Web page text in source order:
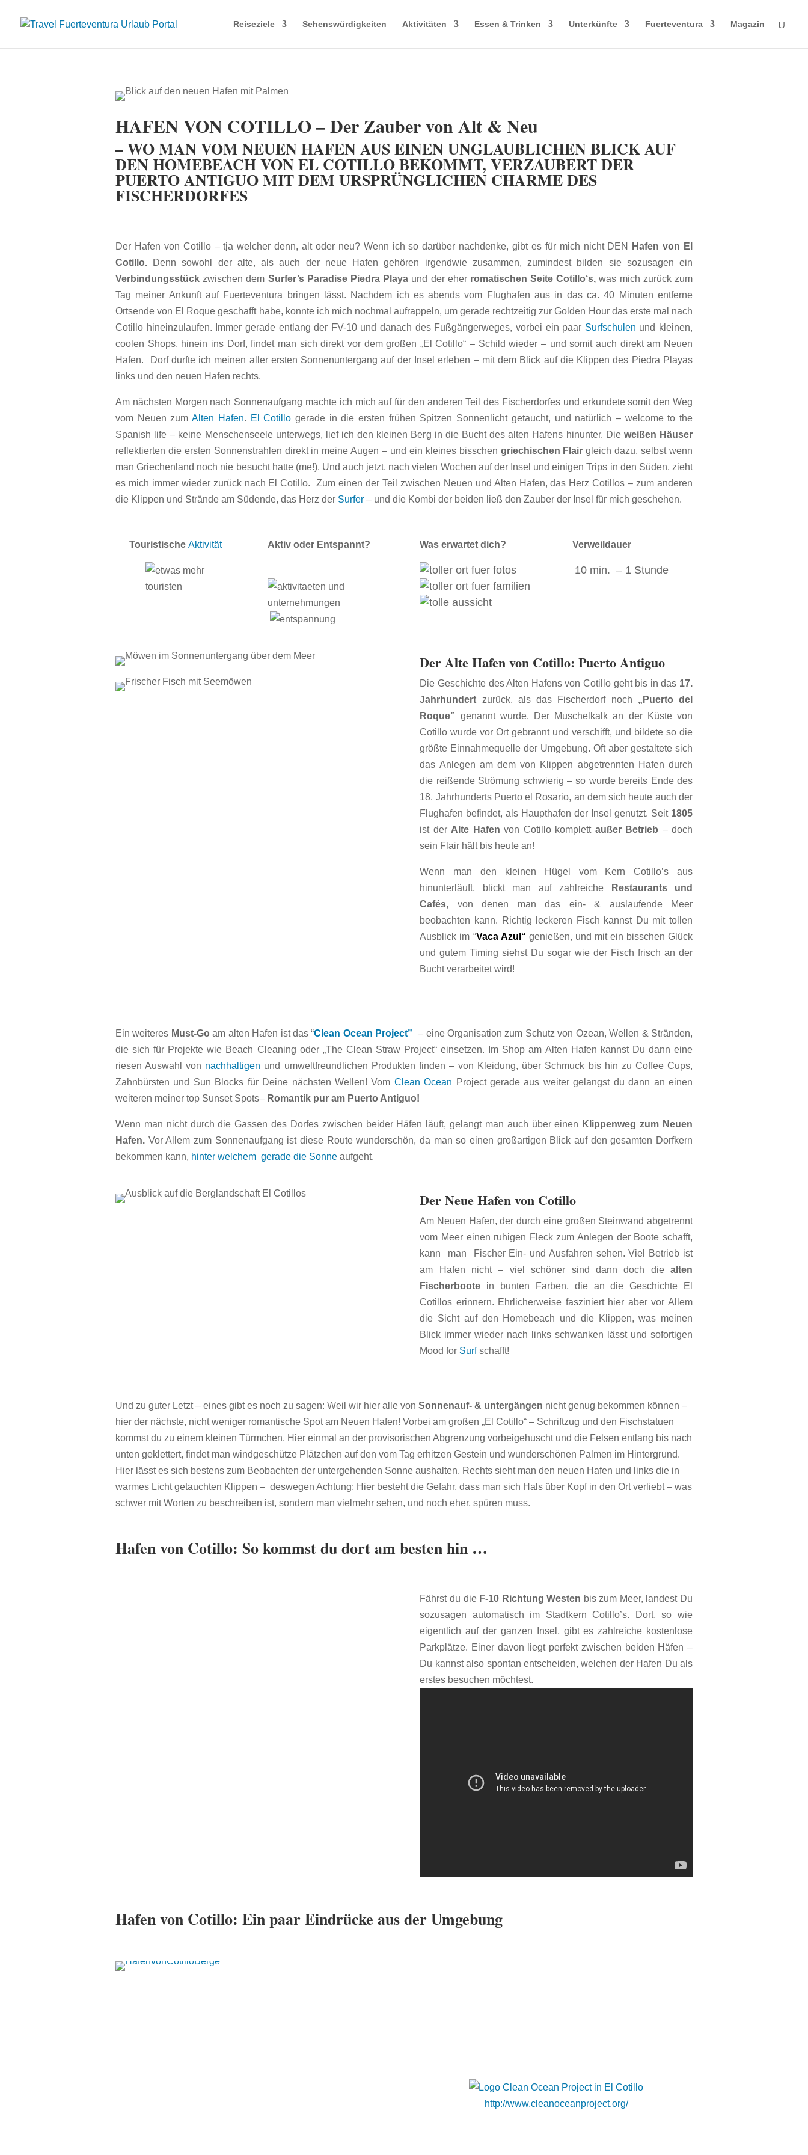
Reiseziele Sehenswürdigkeiten Aktivitäten Essen & Trinken Unterkünfte Fuerteventura Magazin
HAFEN VON COTILLO – Der Zauber von Alt & Neu
– WO MAN VOM NEUEN HAFEN AUS EINEN UNGLAUBLICHEN BLICK AUF
DEN HOMEBEACH VON EL COTILLO BEKOMMT, VERZAUBERT DER
PUERTO ANTIGUO MIT DEM URSPRÜNGLICHEN CHARME DES
FISCHERDORFES
Der Hafen von Cotillo – tja welcher denn, alt oder neu? Wenn ich so darüber nachdenke, gibt es für mich nicht DEN
Hafen von El
Cotillo. Denn sowohl der alte, als auch der neue Hafen gehören irgendwie zusammen, zumindest bilden sie sozusagen ein
Verbindungsstück zwischen dem Surfer’s Paradise Piedra Playa und der eher romatischen Seite Cotillo‘s, was mich zurück zum
Tag meiner Ankunft auf Fuerteventura bringen lässt. Nachdem ich es abends vom Flughafen aus in das ca. 40 Minuten entferne
Ortsende von El Roque geschafft habe, konnte ich mich nochmal aufrappeln, um gerade rechtzeitig zur Golden Hour das erste mal nach
Cotillo hineinzulaufen. Immer gerade entlang der FV-10 und danach des Fußgängerweges, vorbei ein paar Surfschulen und kleinen,
coolen Shops, hinein ins Dorf, findet man sich direkt vor dem großen „El Cotillo“ – Schild wieder – und somit auch direkt am Neuen
Hafen. Dorf durfte ich meinen aller ersten Sonnenuntergang auf der Insel erleben – mit dem Blick auf die Klippen des Piedra Playas
links und den neuen Hafen rechts.
Am nächsten Morgen nach Sonnenaufgang machte ich mich auf für den anderen Teil des Fischerdorfes und erkundete somit den Weg
vom Neuen zumAlten Hafen. El Cotillo gerade in die ersten frühen Spitzen Sonnenlicht getaucht, und natürlich – welcome to the
Spanish life – keine Menschenseele unterwegs, lief ich den kleinen Berg in die Bucht des alten Hafens hinunter. Die weißen Häuser
reflektierten die ersten Sonnenstrahlen direkt in meine Augen – und ein kleines bisschen griechischen Flair gleich dazu, selbst wenn
man Griechenland noch nie besucht hatte (me!). Und auch jetzt, nach vielen Wochen auf der Insel und einigen Trips in den Süden, zieht
es mich immer wieder zurück nach El Cotillo. Zum einen der Teil zwischen Neuen und Alten Hafen, das Herz Cotillos – zum anderen
die Klippen und Strände am Südende, das Herz der Surfer – und die Kombi der beiden ließ den Zauber der Insel für mich geschehen.
TouristischeAktivität Aktiv oder Entspannt? Was erwartet dich? Verweildauer
10 min. – 1 Stunde
Der Alte Hafen von Cotillo: Puerto Antiguo
Die Geschichte des Alten Hafens von Cotillo geht bis in das 17.
Jahrhundert zurück, als das Fischerdorf noch „Puerto del
Roque” genannt wurde. Der Muschelkalk an der Küste von
Cotillo wurde vor Ort gebrannt und verschifft, und bildete so die
größte Einnahmequelle der Umgebung. Oft aber gestaltete sich
das Anlegen am dem von Klippen abgetrennten Hafen durch
die reißende Strömung schwierig – so wurde bereits Ende des
18. Jahrhunderts Puerto el Rosario, an dem sich heute auch der
Flughafen befindet, als Haupthafen der Insel genutzt. Seit 1805
ist der Alte Hafen von Cotillo komplett außer Betrieb – doch
sein Flair hält bis heute an!
Wenn man den kleinen Hügel vom Kern Cotillo’s aus
hinunterläuft, blickt man auf zahlreiche
Restaurants und
Cafés, von denen man das ein- & auslaufende Meer
beobachten kann. Richtig leckeren Fisch kannst Du mit tollen
Ausblick im “Vaca Azul “ genießen, und mit ein bisschen Glück
und gutem Timing siehst Du sogar wie der Fisch frisch an der
Bucht verarbeitet wird!
Ein weiteres Must-Go am alten Hafen ist das “Clean Ocean Project” – eine Organisation zum Schutz von Ozean, Wellen & Stränden,
die sich für Projekte wie Beach Cleaning oder „The Clean Straw Project“ einsetzen. Im Shop am Alten Hafen kannst Du dann eine
riesen Auswahl von nachhaltigen und umweltfreundlichen Produkten finden – von Kleidung, über Schmuck bis hin zu Coffee Cups,
Zahnbürsten und Sun Blocks für Deine nächsten Wellen!Vom Clean Ocean Project gerade aus weiter gelangst du dann an einen
weiteren meiner top Sunset Spots– Romantik pur am Puerto Antiguo!
Wenn man nicht durch die Gassen des Dorfes zwischen beider Häfen läuft, gelangt man auch über einen Klippenweg zum Neuen
Hafen. Vor Allem zum Sonnenaufgang ist diese Route wunderschön, da man so einen großartigen Blick auf den gesamten Dorfkern
bekommen kann, hinter welchem gerade die Sonne aufgeht.
Der Neue Hafen von Cotillo
Am Neuen Hafen, der durch eine großen Steinwand abgetrennt
vom Meer einen ruhigen Fleck zum Anlegen der Boote schafft,
kann man Fischer Ein- und Ausfahren sehen. Viel Betrieb ist
am Hafen nicht – viel schöner sind dann doch die alten
Fischerboote in bunten Farben, die an die Geschichte El
Cotillos erinnern. Ehrlicherweise fasziniert hier aber vor Allem
die Sicht auf den Homebeach und die Klippen, was meinen
Blick immer wieder nach links schwanken lässt und sofortigen
Mood for Surfschafft!
Und zu guter Letzt – eines gibt es noch zu sagen: Weil wir hier alle von Sonnenauf- & untergängen nicht genug bekommen können –
hier der nächste, nicht weniger romantische Spot am Neuen Hafen! Vorbei am großen „El Cotillo“ – Schriftzug und den Fischstatuen
kommst du zu einem kleinen Türmchen. Hier einmal an der provisorischen Abgrenzung vorbeigehuscht und die Felsen entlang bis nach
unten geklettert, findet man windgeschütze Plätzchen auf den vom Tag erhitzen Gestein und wunderschönen Palmen im Hintergrund.
Hier lässt es sich bestens zum Beobachten der untergehenden Sonne aushalten. Rechts sieht man den neuen Hafen und links die in
warmes Licht getauchten Klippen – deswegen Achtung: Hier besteht die Gefahr, dass man sich Hals über Kopf in den Ort verliebt – was
schwer mit Worten zu beschreiben ist, sondern man vielmehr sehen, und noch eher, spüren muss.
Hafen von Cotillo: So kommst du dort am besten hin …
Fährst du die F-10 Richtung Westen bis zum Meer, landest Du
sozusagen automatisch im Stadtkern Cotillo’s. Dort, so wie
eigentlich auf der ganzen Insel, gibt es zahlreiche kostenlose
Parkplätze. Einer davon liegt perfekt zwischen beiden Häfen –
Du kannst also spontan entscheiden, welchen der Hafen Du als
erstes besuchen möchtest.
Hafen von Cotillo: Ein paar Eindrücke aus der Umgebung
http://www.cleanoceanproject.org/